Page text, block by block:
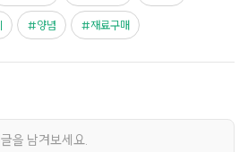
양념 재료구매
을 남겨보세요.